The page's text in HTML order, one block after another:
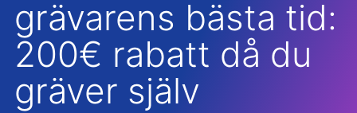
grävarens bästa tid:
200€ rabatt då du
gräver själv